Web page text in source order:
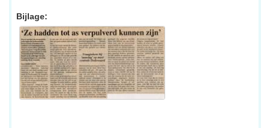
Bijlage: